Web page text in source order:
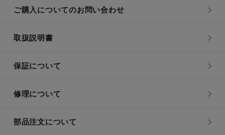
ご購入についてのお問い合わせ
取扱説明書
保証について
修理について
部品注文について